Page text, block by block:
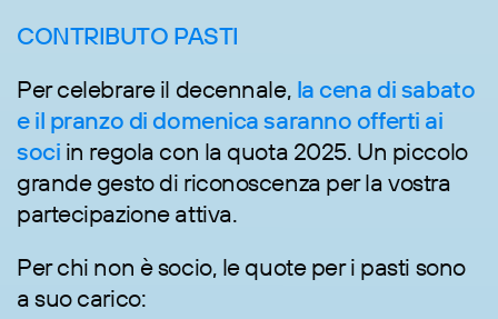
CONTRIBUTO PASTI
Per celebrare il decennale, la cena di sabato
e il pranzo di domenica saranno offerti ai
soci in regola con la quota 2025. Un piccolo
grande gesto di riconoscenza per la vostra
partecipazione attiva.
Per chi non è socio, le quote per i pasti sono
a suo carico: